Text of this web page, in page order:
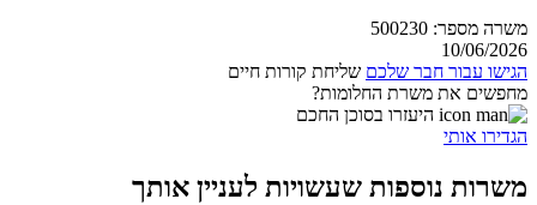
משרה מספר: 500230
10/06/2026
הגישו עבור חבר שלכם שליחת קורות חיים
מחפשים את משרת החלומות?
היעזרו בסוכן החכם
הגדירו אותי
משרות נוספות שעשויות לעניין אותך